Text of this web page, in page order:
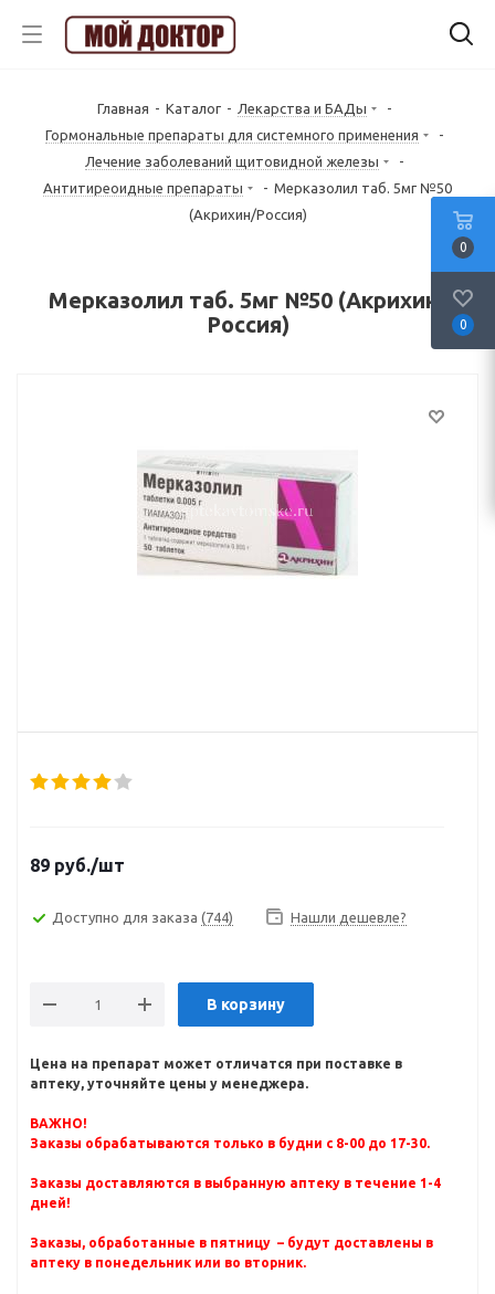
Главная - Каталог - Лекарства и БАДы
-
Гормональные препараты для системного применения
-
Лечение заболеваний щитовидной железы
-
Антитиреоидные препараты
- Мерказолил таб. 5мг №50
(Акрихин/Россия)
Мерказолил таб. 5мг №50 (Акрихин/
Россия)
89 руб./шт
Доступно для заказа (744) Нашли дешевле?
В корзину
Цена на препарат может отличатся при поставке в
аптеку, уточняйте цены у менеджера.
ВАЖНО!
Заказы обрабатываются только в будни с 8-00 до 17-30.
Заказы доставляются в выбранную аптеку в течение 1-4
дней!
Заказы, обработанные в пятницу – будут доставлены в
аптеку в понедельник или во вторник.
0
0